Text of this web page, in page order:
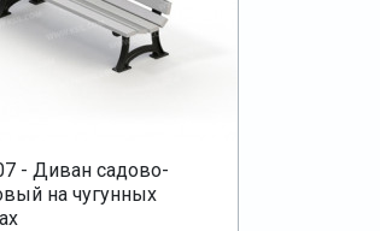
- Диван садово-
на чугунных